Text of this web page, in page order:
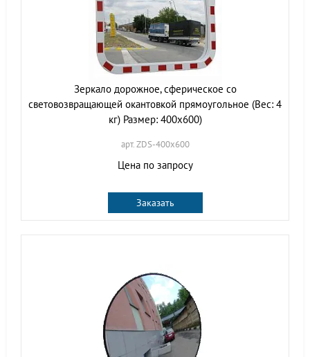
Зеркало дорожное, сферическое со
световозвращающей окантовкой прямоугольное (Вес: 4
кг) Размер: 400х600)
арт. ZDS-400х600
Цена по запросу
Заказать